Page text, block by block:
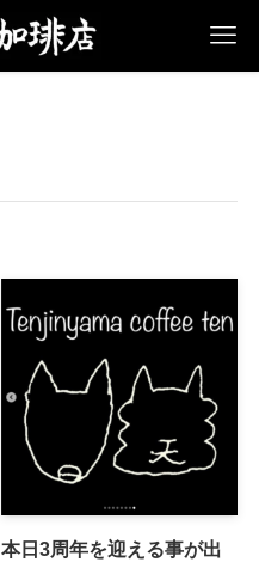
本日3周年を迎える事が出